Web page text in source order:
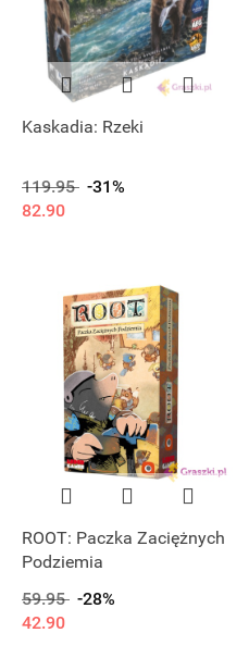
Kaskadia: Rzeki
119.95 -31%
82.90
ROOT: Paczka Zaciężnych
Podziemia
59.95 -28%
42.90